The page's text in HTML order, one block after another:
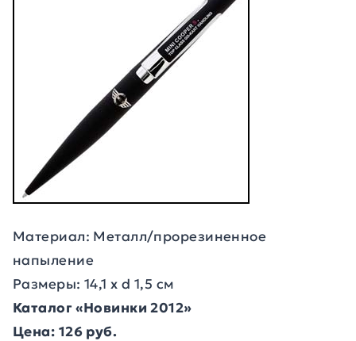
Материал: Металл/прорезиненное
напыление
Размеры: 14,1 х d 1,5 см
Каталог «Новинки 2012»
Цена: 126 руб.